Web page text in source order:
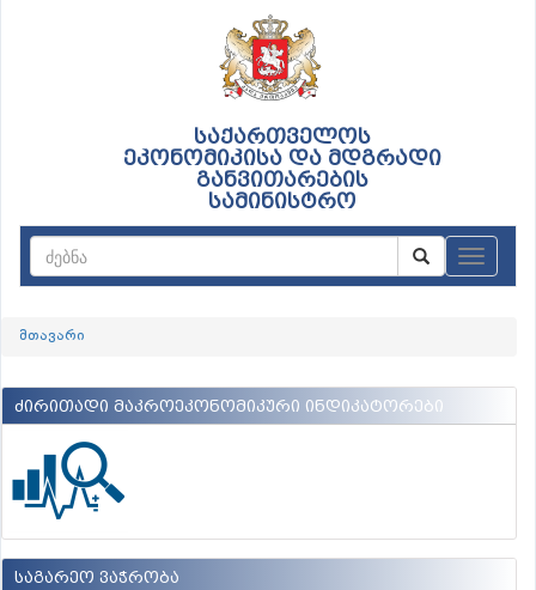
საქართველოს
ეკონომიკისა და მდგრადი
განვითარების
სამინისტრო
მთავარი
ძირითადი მაკროეკონომიკური ინდიკატორები
საგარეო ვაჭრობა